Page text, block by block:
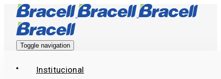
Skip
links
Skip
primary
Skip
Toggle navigation
Institucional